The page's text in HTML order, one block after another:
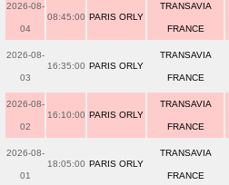
2026-08-
04
08:45:00 PARIS ORLY
TRANSAVIA
FRANCE
2026-08-
03
16:35:00 PARIS ORLY
TRANSAVIA
FRANCE
2026-08-
02
16:10:00 PARIS ORLY
TRANSAVIA
FRANCE
2026-08-
01
18:05:00 PARIS ORLY
TRANSAVIA
FRANCE